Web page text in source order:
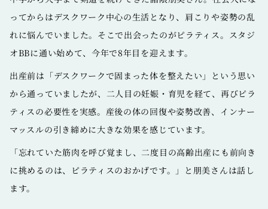
ってからはデスクワーク中心の生活となり、肩こりや姿勢の乱
れに悩んでいました。そこで出会ったのがピラティス。スタジ
オBBに通い始めて、今年で8年目を迎えます。
出産前は「デスクワークで固まった体を整えたい」という思い
から通っていましたが、二人目の妊娠・育児を経て、再びピラ
ティスの必要性を実感。産後の体の回復や姿勢改善、インナー
マッスルの引き締めに大きな効果を感じています。
「忘れていた筋肉を呼び覚まし、二度目の高齢出産にも前向き
に挑めるのは、ピラティスのおかげです。」と朋美さんは話し
ます。